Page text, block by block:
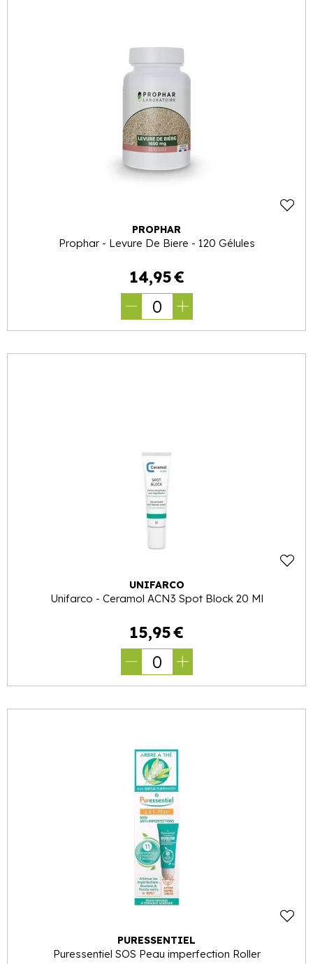
PROPHAR
Prophar - Levure De Biere - 120 Gélules
14,95€
0
UNIFARCO
Unifarco - Ceramol ACN3 Spot Block 20 Ml
15,95€
0
PURESSENTIEL
Puressentiel SOS Peau imperfection Roller